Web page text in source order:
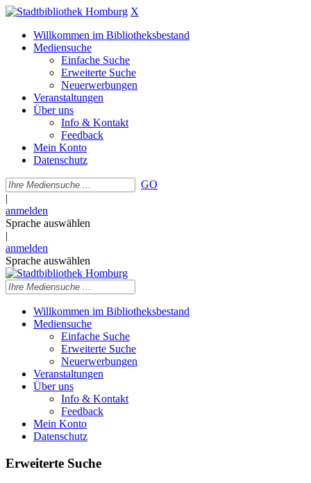
X
Willkommen im Bibliotheksbestand
Mediensuche
Einfache Suche
Erweiterte Suche
Neuerwerbungen
Veranstaltungen
Über uns
Info & Kontakt
Feedback
Mein Konto
Datenschutz
GO
|
anmelden
Sprache auswählen
|
anmelden
Sprache auswählen
Willkommen im Bibliotheksbestand
Mediensuche
Einfache Suche
Erweiterte Suche
Neuerwerbungen
Veranstaltungen
Über uns
Info & Kontakt
Feedback
Mein Konto
Datenschutz
Erweiterte Suche